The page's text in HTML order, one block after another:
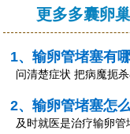
更多多囊卵
1、输卵管堵塞有
问清楚症状 把病魔扼
2、输卵管堵塞怎
及时就医是治疗输卵管